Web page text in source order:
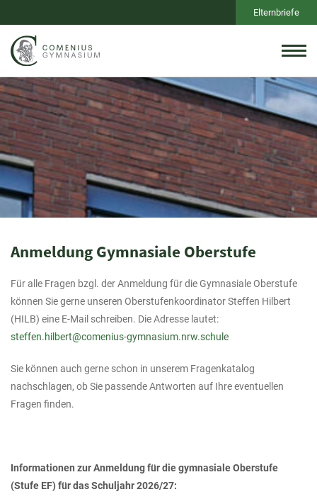
Elternbriefe
Anmeldung Gymnasiale Oberstufe
Für alle Fragen bzgl. der Anmeldung für die Gymnasiale Oberstufe
können Sie gerne unseren Oberstufenkoordinator Steffen Hilbert
(HILB) eine E-Mail schreiben. Die Adresse lautet:
steffen.hilbert@comenius-gymnasium.nrw.schule
Sie können auch gerne schon in unserem Fragenkatalog
nachschlagen, ob Sie passende Antworten auf Ihre eventuellen
Fragen finden.
Informationen zur Anmeldung für die gymnasiale Oberstufe
(Stufe EF) für das Schuljahr 2026/27: